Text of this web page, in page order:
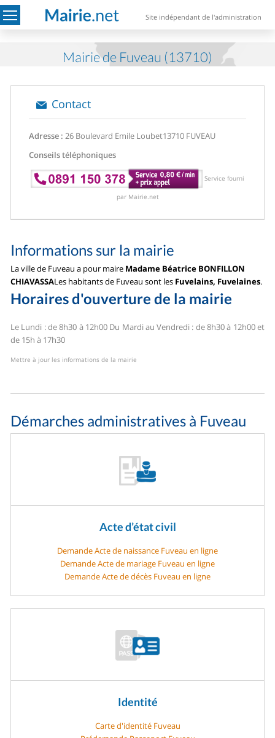
Site indépendant de l'administration
Mairie de Fuveau (13710)
Contact
Adresse : 26 Boulevard Emile Loubet13710 FUVEAU
Conseils téléphoniques
Service fourni
par Mairie.net
Informations sur la mairie
La ville de Fuveau a pour maire Madame Béatrice BONFILLON
CHIAVASSALes habitants de Fuveau sont les Fuvelains, Fuvelaines.
Horaires d'ouverture de la mairie
Le Lundi : de 8h30 à 12h00Du Mardi au Vendredi : de 8h30 à 12h00 et
de 15h à 17h30
Mettre à jour les informations de la mairie
Démarches administratives à Fuveau
Acte d’état civil
Demande Acte de naissance Fuveau en ligne
Demande Acte de mariage Fuveau en ligne
Demande Acte de décès Fuveau en ligne
Identité
Carte d'identité Fuveau